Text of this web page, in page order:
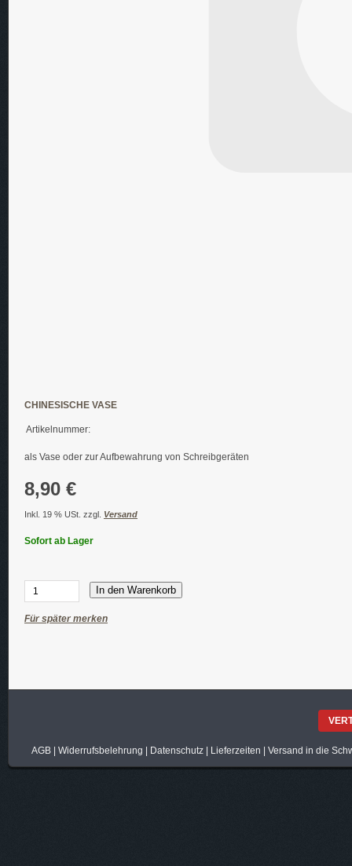
CHINESISCHE VASE
Artikelnummer:
als Vase oder zur Aufbewahrung von Schreibgeräten
8,90 €
Inkl. 19 % USt. zzgl. Versand
Sofort ab Lager
In den Warenkorb
Für später merken
AGB| Widerrufsbelehrung Datenschutz| Lieferzeiten Versand in die